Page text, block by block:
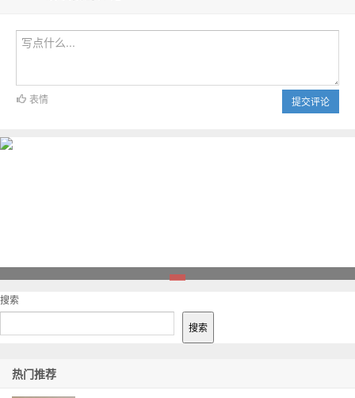
提交评论
表情
搜索
搜索
热门推荐